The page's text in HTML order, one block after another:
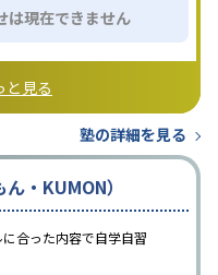
は現在できません
と見る
塾の詳細を見る
・KUMON）
合った内容で自学自習